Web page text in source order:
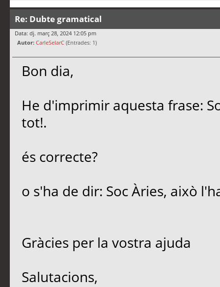
Re: Dubte gramatical
Data: dj. març 28, 2024 12:05 pm
Autor: CarleSelarC (Entrades: 1)
Bon dia,
He d'imprimir aquesta frase:
tot!.
és correcte?
o s'ha de dir: Soc Àries, això
Gràcies per la vostra ajuda
Salutacions,